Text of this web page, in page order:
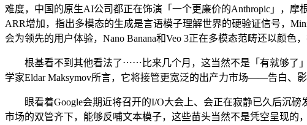
难度，中国的原生AI公司都正在饰演「一个更廉价的Anthropic」，
ARR增加，指出多模态的生成是言语模子理解世界的硬验证信号，
会为领先的用户体验，Nano Banana和Veo 3正在多模态范畴还以颜色
根基看不到其他看法了⋯⋯比来几个月，这当然不是「有就够了」
学家Eldar Maksymov所言，它将接管更宽泛的出产力市场——告白、
眼看着Google会期近将召开的I/O大会上、会正在寂静已久后沉磅
市场的双管齐下，能够反哺文本模子，这些苗头当然不是凭空呈现的